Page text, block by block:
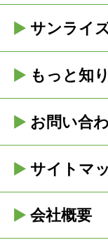
サンライ
もっと知
お問い合
サイトマ
会社概要